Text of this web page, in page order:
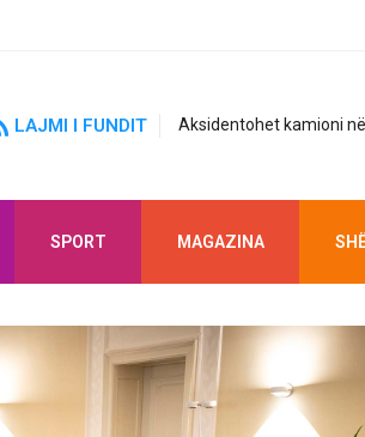
LAJMI I FUNDIT Aksidentohet kamioni
SPORT MAGAZINA